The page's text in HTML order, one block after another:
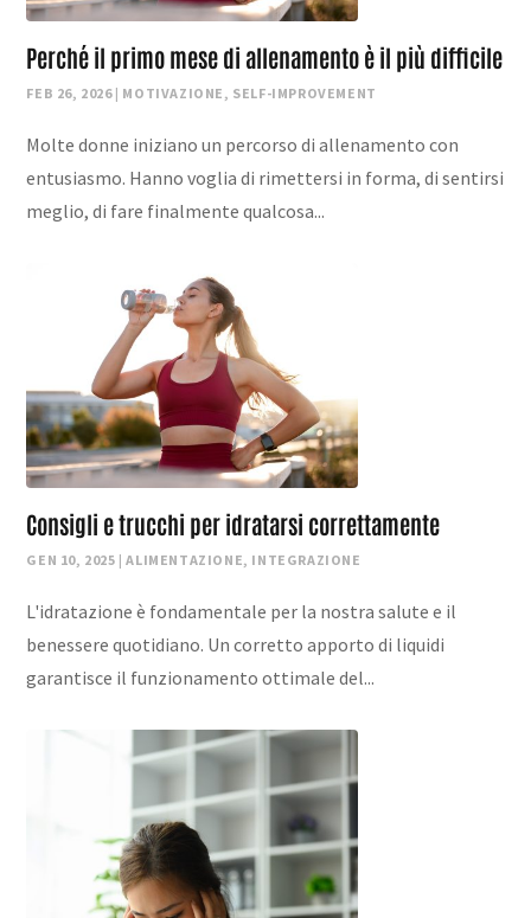
Perché il primo mese di allenamento è il più difficile
FEB 26, 2026| MOTIVAZIONE , SELF-IMPROVEMENT
Molte donne iniziano un percorso di allenamento con
entusiasmo. Hanno voglia di rimettersi in forma, di sentirsi
meglio, di fare finalmente qualcosa...
Consigli e trucchi per idratarsi correttamente
GEN 10, 2025 |ALIMENTAZIONE, INTEGRAZIONE
L'idratazione è fondamentale per la nostra salute e il
benessere quotidiano. Un corretto apporto di liquidi
garantisce il funzionamento ottimale del...